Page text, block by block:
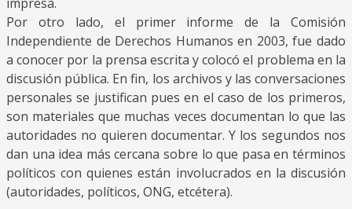
Por otro lado, el primer informe de la Comisión
Independiente de Derechos Humanos en 2003, fue dado
a conocer por la prensa escrita y colocó el problema en la
discusión pública. En fin, los archivos y las conversaciones
personales se justifican pues en el caso de los primeros,
son materiales que muchas veces documentan lo que las
autoridades no quieren documentar. Y los segundos nos
dan una idea más cercana sobre lo que pasa en términos
políticos con quienes están involucrados en la discusión
(autoridades, políticos, ONG, etcétera).